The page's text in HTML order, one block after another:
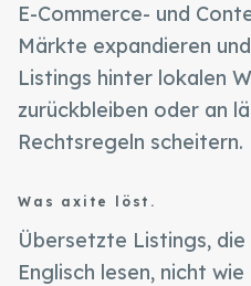
E-Commerce- und
Märkte expandieren
Listings hinter lokalen
zurückbleiben oder an
Rechtsregeln scheitern.
Was axite löst.
Übersetzte Listings,
Englisch lesen, nicht